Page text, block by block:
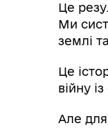
Це
Ми
землі
Це
війну
Але для